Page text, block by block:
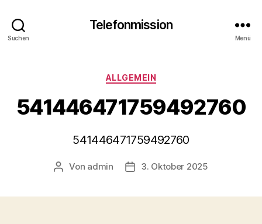
Suchen
Telefonmission
Menü
Kategorien
ALLGEMEIN
541446471759492760
541446471759492760
Beitragsautor
Von admin Veröffentlichungsdatum
3. Oktober 2025